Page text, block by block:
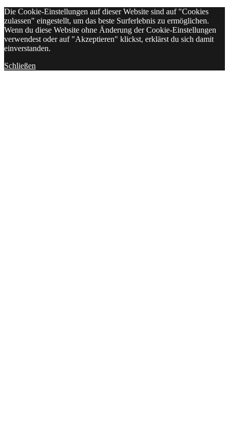
Die Cookie-Einstellungen auf dieser Website sind auf "Cookies
zulassen" eingestellt, um das beste Surferlebnis zu ermöglichen.
Wenn du diese Website ohne Änderung der Cookie-Einstellungen
verwendest oder auf "Akzeptieren" klickst, erklärst du sich damit
einverstanden.
Schließen